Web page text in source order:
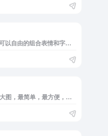
<p> 一个在线制作ICO图标的网站，可以自由的组合表情和字符来制作自己喜欢的svg格式图片，也可以设置ICO图标的属性，比如背景颜色、尺寸比例、角度等等，自由化非常的高。 </p>
<p> 免费LOGO设计，免费下载高清大图，最简单，最方便，最快捷的LOGO设计网站程序，输入LOGO名字就能输出海量LOGO方案，直接可以无限制免费下载。 </p>